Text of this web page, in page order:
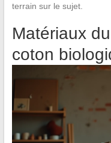
terrain sur le sujet.
Matériaux
coton